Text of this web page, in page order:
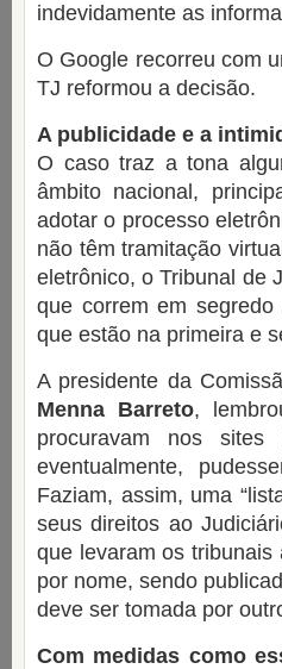
indevidamente as
O Google recorreu com
TJ reformou a decisão.
A publicidade e a
O caso traz a tona
âmbito nacional,
adotar o processo
não têm tramitação
eletrônico, o Tribunal de
que correm em
que estão na primeira e
A presidente da
Menna Barreto,
procuravam nos sites
eventualmente,
Faziam, assim, uma
seus direitos ao
que levaram os
por nome, sendo
deve ser tomada por
Com medidas como